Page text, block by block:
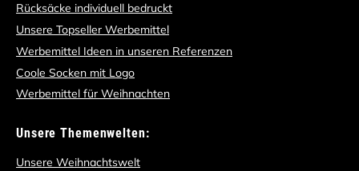
Rücksäcke individuell bedruckt
Unsere Topseller Werbemittel
Werbemittel Ideen in unseren Referenzen
Coole Socken mit Logo
Werbemittel für Weihnachten
Unsere Themenwelten:
Unsere Weihnachtswelt